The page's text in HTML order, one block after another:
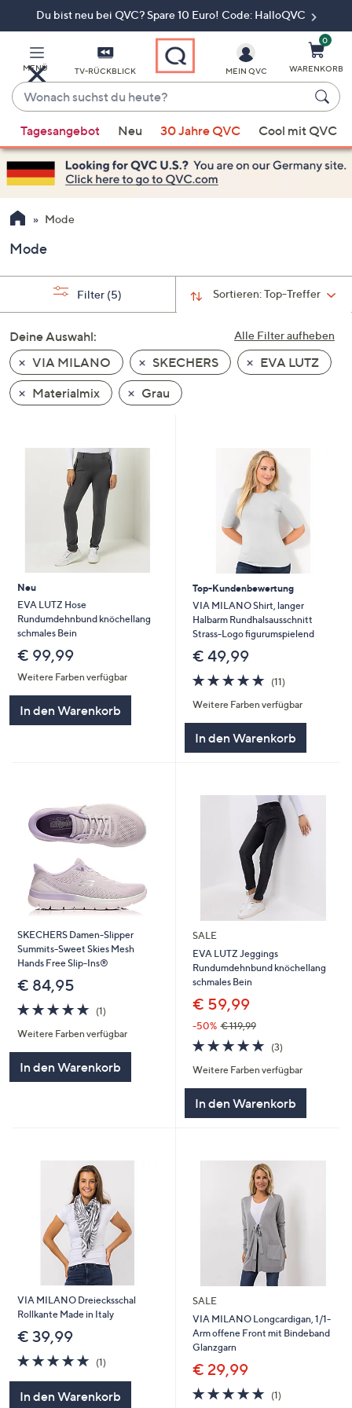
Du bist neu bei QVC? Spare 10 Euro! Code: HalloQVC
MENÜ TV-RÜCKBLICK
Wonach
suchst
du
heute?
Vorschläge
verfügbar
sind,
verwenden
Sie
Pfeiltasten
nach
und
nach
unten
oder
wischen
Sie
diese
anzuzeigen.
MEIN QVC
0
WARENKORB
Tagesangebot Neu 30 Jahre QVC Cool mit QVC
Mode
Mode
Sortieren:Top-Treffer
Filter (5)
Alle Filter aufheben
Deine Auswahl:
VIA MILANO
SKECHERS
EVA LUTZ
Materialmix
Grau
Neu
EVA LUTZ Hose
Rundumdehnbund knöchellang
schmales Bein
€ 99,99
Weitere Farben verfügbar
In den Warenkorb
Top-Kundenbewertung
VIA MILANO Shirt, langer
Halbarm Rundhalsausschnitt
Strass-Logo figurumspielend
€ 49,99
4.6
von
5
(11)11
Weitere Farben verfügbar
In den Warenkorb
SKECHERS Damen-Slipper
Summits-Sweet Skies Mesh
Hands Free Slip-Ins®
€ 84,95
5.0
von
5
(1)1
Weitere Farben verfügbar
In den Warenkorb
SALE
EVA LUTZ Jeggings
Rundumdehnbund knöchellang
schmales Bein
€ 59,99
-50% € 119,99
5.0
von
5
(3)3
Weitere Farben verfügbar
In den Warenkorb
VIA MILANO Dreiecksschal
Rollkante Made in Italy
€ 39,99
5.0
von
(1)1
In den Warenkorb
SALE
VIA MILANO Longcardigan, 1/1-
Arm offene Front mit Bindeband
Glanzgarn
€ 29,99
5.0
von
(1)1